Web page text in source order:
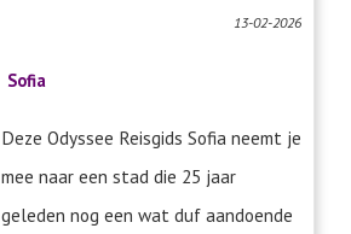
13-02-2026
Sofia
Deze Odyssee Reisgids Sofia neemt je
mee naar een stad die 25 jaar
geleden nog een wat duf aandoende